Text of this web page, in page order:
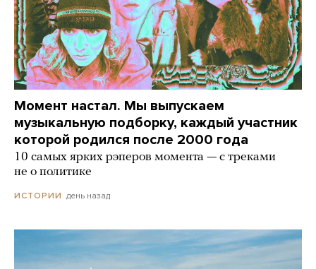
Момент настал. Мы выпускаем
музыкальную подборку, каждый участник
которой родился после 2000 года
10 самых ярких рэперов момента — с треками
не о политике
ИСТОРИИ день назад